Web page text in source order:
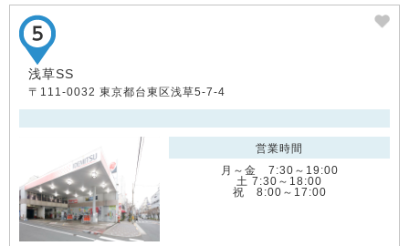
浅草SS
〒111-0032 東京都台東区浅草5-7-4
営業時間
月～金 7:30～19:00
土 7:30～18:00
祝 8:00～17:00